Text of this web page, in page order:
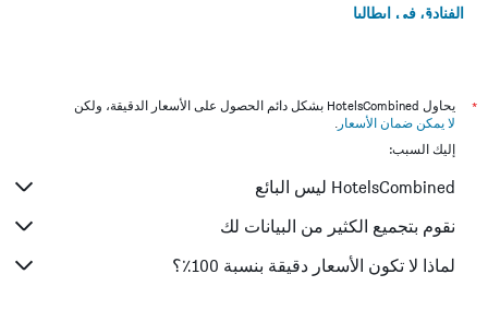
الفنادق في إيطاليا
*
يحاول HotelsCombined بشكل دائم الحصول على الأسعار الدقيقة، ولكن
لا يمكن ضمان الأسعار .
إليك السبب:
HotelsCombined ليس البائع
نقوم بتجميع الكثير من البيانات لك
لماذا لا تكون الأسعار دقيقة بنسبة 100٪؟